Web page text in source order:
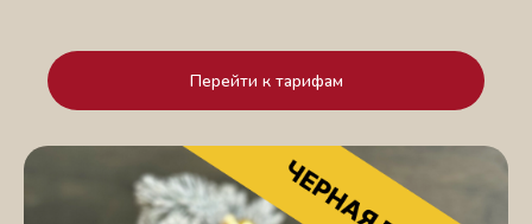
Перейти к тарифам